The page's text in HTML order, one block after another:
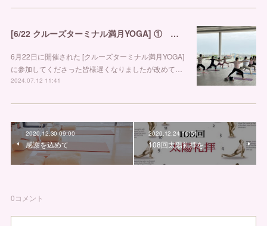
[6/22 クルーズターミナル満月YOGA] ① 金沢市ヨガスタジオ リブラ
6月22日に開催された [クルーズターミナル満月YOGA]
に参加してくださった皆様遅くなりましたが改めて…
2024.07.12 11:41
2020.12.30 09:00
感謝を込めて
2020.12.24 10:51
108回太陽礼拝を
0コメント